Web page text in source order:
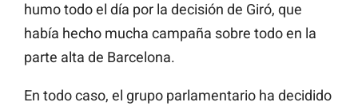
humo todo el día por la decisión de Giró, que
había hecho mucha campaña sobre todo en la
parte alta de Barcelona.
En todo caso, el grupo parlamentario ha decidido